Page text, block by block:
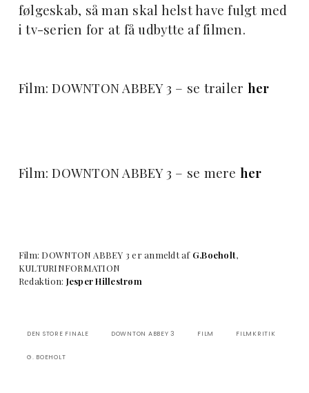
følgeskab, så man skal helst have fulgt med
i tv-serien for at få udbytte af filmen.
Film: DOWNTON ABBEY 3 – se trailer her
Film: DOWNTON ABBEY 3 – se mere her
Film: DOWNTON ABBEY 3 er anmeldt af G.Boeholt,
KULTURINFORMATION
Redaktion: Jesper Hillestrøm
DEN STORE FINALE DOWNTON ABBEY 3 FILM FILMKRITIK
G. BOEHOLT